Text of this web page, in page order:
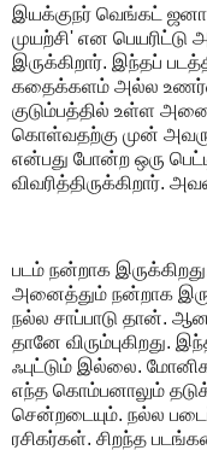
இயக்குநர் வெங்கட் ஜனா
முயற்சி' என
இருக்கிறார். இந்தப்
கதைக்களம் அல்ல
குடும்பத்தில் உள்ள
கொள்வதற்கு முன்
என்பது போன்ற ஒரு
விவரித்திருக்கிறார்.
படம் நன்றாக
அனைத்தும் நன்றாக
நல்ல சாப்பாடு தான்.
தானே விரும்புகிறது.
ஃபுட்டும் இல்லை.
எந்த கொம்பனாலும்
சென்றடையும். நல்ல
ரசிகர்கள். சிறந்த